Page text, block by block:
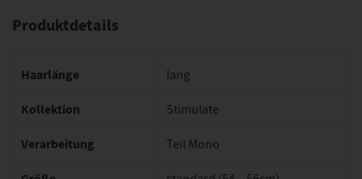
Produktdetails
Haarlänge lang
Kollektion Stimulate
Verarbeitung Teil Mono